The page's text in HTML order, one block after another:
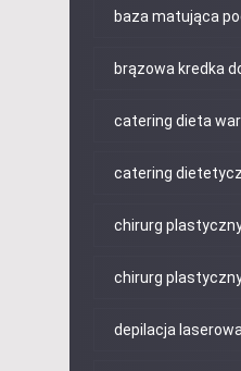
baza matująca
brązowa kredka
catering dieta
catering
chirurg
chirurg
depilacja